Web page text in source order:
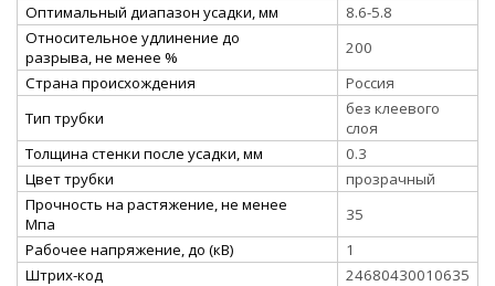
Оптимальный диапазон усадки, мм
8.6-5.8
Относительное удлинение до
разрыва, не менее %
200
Страна происхождения
Россия
Тип трубки
без клеевого
слоя
Толщина стенки после усадки, мм
0.3
Цвет трубки
прозрачный
Прочность на растяжение, не менее
Мпа
35
Рабочее напряжение, до (кВ)
1
Штрих-код
24680430010635